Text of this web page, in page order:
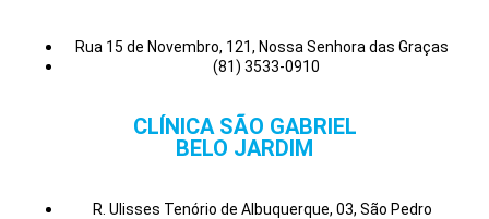
Rua 15 de Novembro, 121, Nossa Senhora das Graças
(81) 3533-0910
CLÍNICA SÃO GABRIEL
BELO JARDIM
R. Ulisses Tenório de Albuquerque, 03, São Pedro